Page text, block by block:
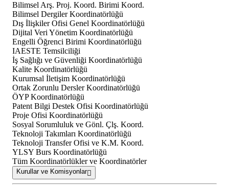
Bilimsel Arş. Proj. Koord. Birimi Koord.
Bilimsel Dergiler Koordinatörlüğü
Dış İlişkiler Ofisi Genel Koordinatörlüğü
Dijital Veri Yönetim Koordinatörlüğü
Engelli Öğrenci Birimi Koordinatörlüğü
IAESTE Temsilciliği
İş Sağlığı ve Güvenliği Koordinatörlüğü
Kalite Koordinatörlüğü
Kurumsal İletişim Koordinatörlüğü
Ortak Zorunlu Dersler Koordinatörlüğü
ÖYP Koordinatörlüğü
Patent Bilgi Destek Ofisi Koordinatörlüğü
Proje Ofisi Koordinatörlüğü
Sosyal Sorumluluk ve Gönl. Çlş. Koord.
Teknoloji Takımları Koordinatörlüğü
Teknoloji Transfer Ofisi ve K.M. Koord.
YLSY Burs Koordinatörlüğü
Tüm Koordinatörlükler ve Koordinatörler
Kurullar ve Komisyonlar